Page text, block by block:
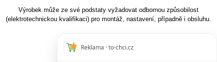
Výrobek může ze své podstaty vyžadovat odbornou způsobilost
(elektrotechnickou kvalifikaci) pro montáž, nastavení, případně i obsluhu.
Reklama · to-chci.cz